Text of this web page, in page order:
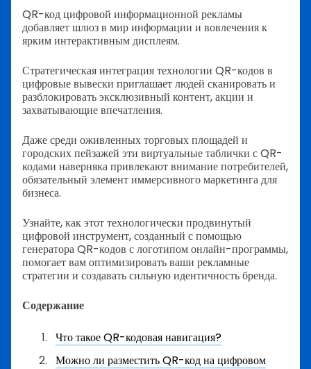
QR-код цифровой информационной рекламы
добавляет шлюз в мир информации и вовлечения к
ярким интерактивным дисплеям.
Стратегическая интеграция технологии QR-кодов в
цифровые вывески приглашает людей сканировать и
разблокировать эксклюзивный контент, акции и
захватывающие впечатления.
Даже среди оживленных торговых площадей и
городских пейзажей эти виртуальные таблички с QR-
кодами наверняка привлекают внимание потребителей,
обязательный элемент иммерсивного маркетинга для
бизнеса.
Узнайте, как этот технологически продвинутый
цифровой инструмент, созданный с помощью
генератора QR-кодов с логотипом онлайн-программы,
помогает вам оптимизировать ваши рекламные
стратегии и создавать сильную идентичность бренда.
Содержание
Что такое QR-кодовая навигация?
Можно ли разместить QR-код на цифровом